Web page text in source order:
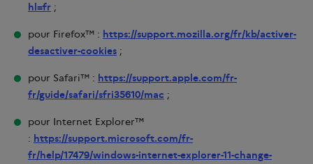
hl=fr ;
pour Firefox™ : https://support.mozilla.org/fr/kb/activer-
desactiver-cookies ;
pour Safari™ : https://support.apple.com/fr-
fr/guide/safari/sfri35610/mac ;
pour Internet Explorer™
: https://support.microsoft.com/fr-
fr/help/17479/windows-internet-explorer-11-change-